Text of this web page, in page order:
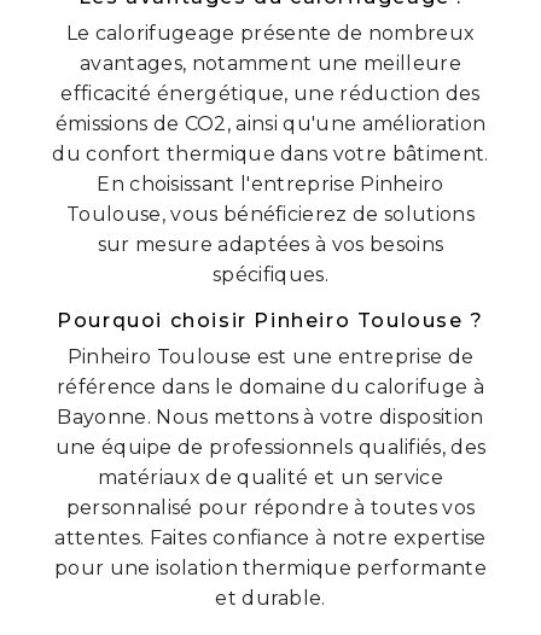
Le calorifugeage présente de nombreux
avantages, notamment une meilleure
efficacité énergétique, une réduction des
émissions de CO2, ainsi qu'une amélioration
du confort thermique dans votre bâtiment.
En choisissant l'entreprise Pinheiro
Toulouse, vous bénéficierez de solutions
sur mesure adaptées à vos besoins
spécifiques.
Pourquoi choisir Pinheiro Toulouse ?
Pinheiro Toulouse est une entreprise de
référence dans le domaine du calorifuge à
Bayonne. Nous mettons à votre disposition
une équipe de professionnels qualifiés, des
matériaux de qualité et un service
personnalisé pour répondre à toutes vos
attentes. Faites confiance à notre expertise
pour une isolation thermique performante
et durable.